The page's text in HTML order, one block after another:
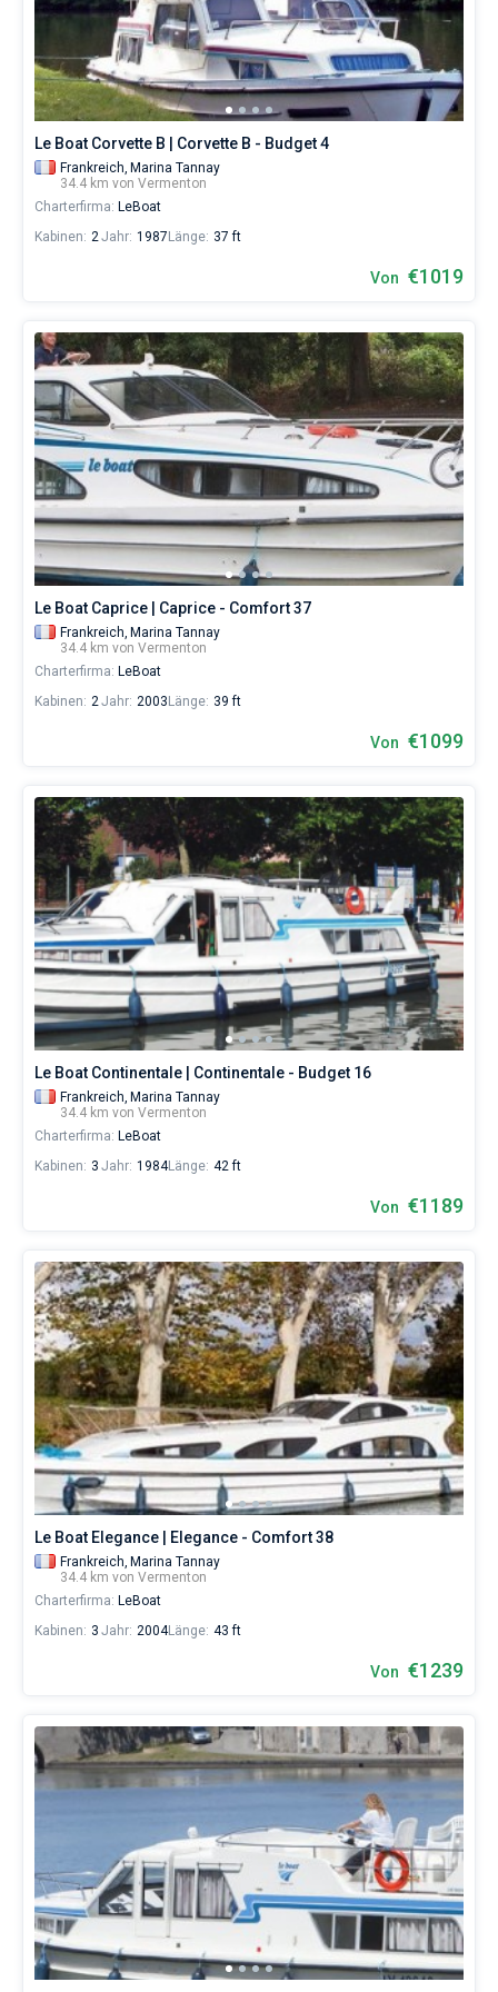
Skipper
das
Boot
chartern
und
verwalten.
Im
Sailica-
Katalog
der
Angebote
Vermenton
von
sowohl
für
Liebhaber
eines
erholsamen
Urlaubs
als
für
Segler,
sich
ihr
Nahe
Le Boat Corvette B | Corvette B - Budget 4
Frankreich, Marina Tannay
34.4 km von Vermenton
Charterfirma: LeBoat
Kabinen: 2Jahr: 1987 Länge: 37 ft
Von €1019
Le Boat Caprice | Caprice - Comfort 37
Frankreich, Marina Tannay
34.4 km von Vermenton
Charterfirma: LeBoat
Kabinen: 2Jahr: 2003 Länge: 39 ft
Von €1099
Le Boat Continentale | Continentale - Budget 16
Frankreich, Marina Tannay
34.4 km von Vermenton
Charterfirma: LeBoat
Kabinen: 3 Jahr: 1984Länge: 42 ft
Von €1189
Le Boat Elegance | Elegance - Comfort 38
Frankreich, Marina Tannay
34.4 km von Vermenton
Charterfirma: LeBoat
Kabinen: 3 Jahr: 2004Länge: 43 ft
Von €1239
Bareboat
Kapitan
Zeige Ergebnisse(0)